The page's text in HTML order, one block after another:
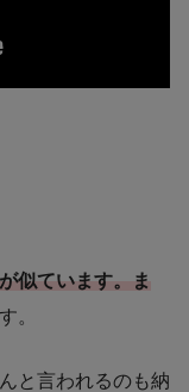
似ています。ま
。
と言われるのも納